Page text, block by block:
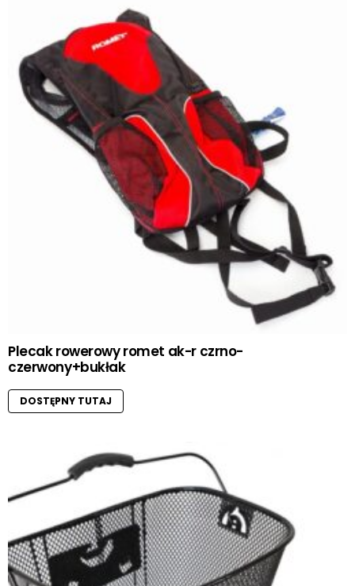
Plecak rowerowy romet ak-r czrno-
czerwony+bukłak
DOSTĘPNY TUTAJ